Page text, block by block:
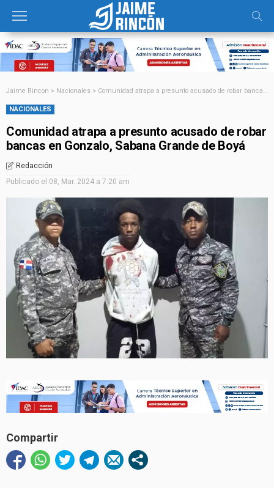
Jaime Rincon > Nacionales > Comunidad atrapa a presunto acusado de robar bancas en Gonzalo, Sabana Grande de Boyá
NACIONALES
Comunidad atrapa a presunto acusado de robar
bancas en Gonzalo, Sabana Grande de Boyá
Redacción
Publicado el 08, Mar. 2024 a 7:20 am
Compartir